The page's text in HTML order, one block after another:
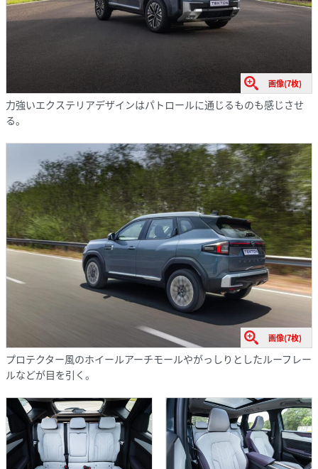
画像(7枚)
力強いエクステリアデザインはパトロールに通じるものも感じさせ
る。
画像(7枚)
プロテクター風のホイールアーチモールやがっしりとしたルーフレー
ルなどが目を引く。